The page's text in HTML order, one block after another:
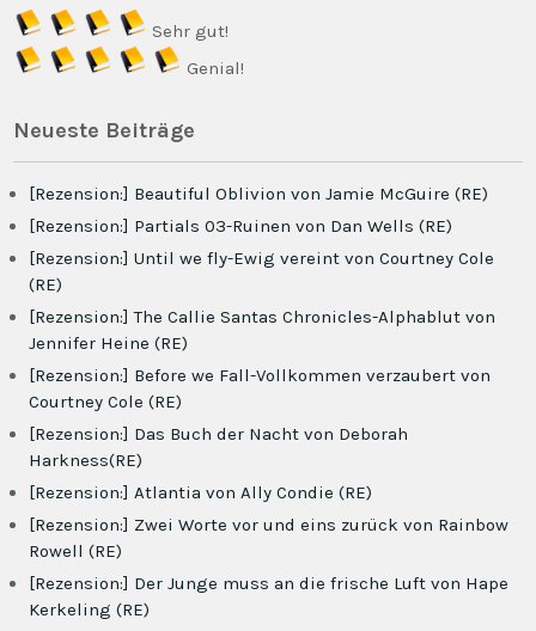
Sehr gut!
Genial!
Neueste Beiträge
[Rezension:] Beautiful Oblivion von Jamie McGuire (RE)
[Rezension:] Partials 03-Ruinen von Dan Wells (RE)
[Rezension:] Until we fly-Ewig vereint von Courtney Cole
(RE)
[Rezension:] The Callie Santas Chronicles-Alphablut von
Jennifer Heine (RE)
[Rezension:] Before we Fall-Vollkommen verzaubert von
Courtney Cole (RE)
[Rezension:] Das Buch der Nacht von Deborah
Harkness(RE)
[Rezension:] Atlantia von Ally Condie (RE)
[Rezension:] Zwei Worte vor und eins zurück von Rainbow
Rowell (RE)
[Rezension:] Der Junge muss an die frische Luft von Hape
Kerkeling (RE)